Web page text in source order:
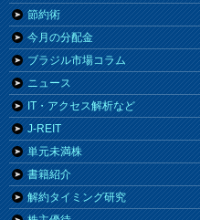
節約術
今月の分配金
ブラジル市場コラム
ニュース
IT・アクセス解析など
J-REIT
単元未満株
書籍紹介
解約タイミング研究